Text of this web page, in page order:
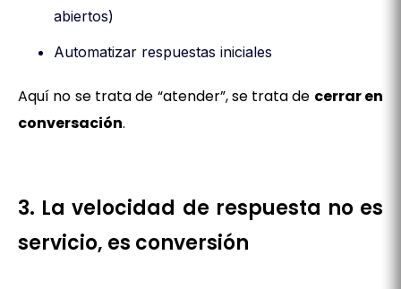
abiertos)
Automatizar respuestas iniciales
Aquí no se trata de “atender”, se trata de cerrar en
conversación.
3. La velocidad de respuesta no es
servicio, es conversión